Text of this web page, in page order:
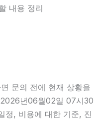
내용 정리
문의 전에 현재 상황을
년06월02일 07시30
정, 비용에 대한 기준, 진